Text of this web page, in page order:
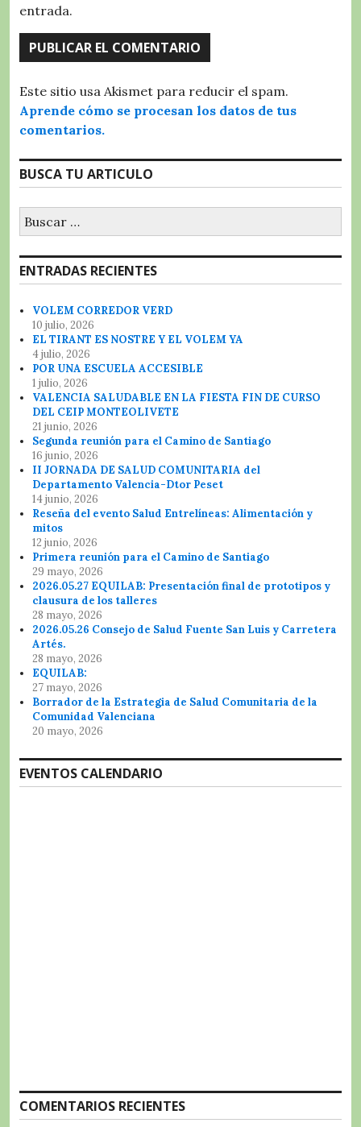
entrada.
Este sitio usa Akismet para reducir el spam.
Aprende cómo se procesan los datos de tus
comentarios.
BUSCA TU ARTICULO
ENTRADAS RECIENTES
VOLEM CORREDOR VERD
10 julio, 2026
EL TIRANT ES NOSTRE Y EL VOLEM YA
4 julio, 2026
POR UNA ESCUELA ACCESIBLE
1 julio, 2026
VALENCIA SALUDABLE EN LA FIESTA FIN DE CURSO
DEL CEIP MONTEOLIVETE
21 junio, 2026
Segunda reunión para el Camino de Santiago
16 junio, 2026
II JORNADA DE SALUD COMUNITARIA del
Departamento Valencia-Dtor Peset
14 junio, 2026
Reseña del evento Salud Entrelíneas: Alimentación y
mitos
12 junio, 2026
Primera reunión para el Camino de Santiago
29 mayo, 2026
2026.05.27 EQUILAB: Presentación final de prototipos y
clausura de los talleres
28 mayo, 2026
2026.05.26 Consejo de Salud Fuente San Luis y Carretera
Artés.
28 mayo, 2026
EQUILAB:
27 mayo, 2026
Borrador de la Estrategia de Salud Comunitaria de la
Comunidad Valenciana
20 mayo, 2026
EVENTOS CALENDARIO
COMENTARIOS RECIENTES